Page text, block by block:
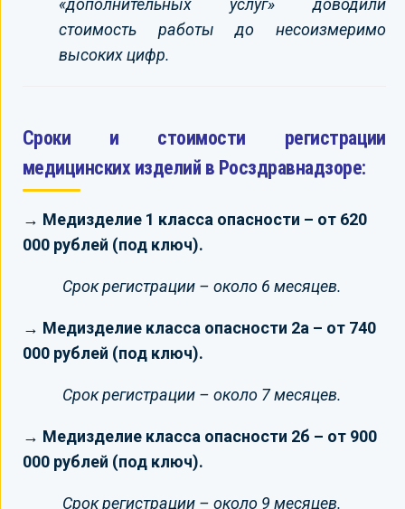
«дополнительных услуг» доводили
стоимость работы до несоизмеримо
высоких цифр.
Сроки и стоимости регистрации
медицинских изделий в Росздравнадзоре:
→ Медизделие 1 класса опасности – от 620
000 рублей (под ключ).
Срок регистрации – около 6 месяцев.
→ Медизделие класса опасности 2а – от 740
000 рублей (под ключ).
Срок регистрации – около 7 месяцев.
→ Медизделие класса опасности 2б – от 900
000 рублей (под ключ).
Срок регистрации – около 9 месяцев.